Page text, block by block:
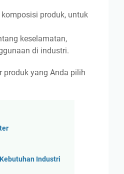
produk, untuk
keselamatan,
di industri.
produk yang Anda pilih
Industri